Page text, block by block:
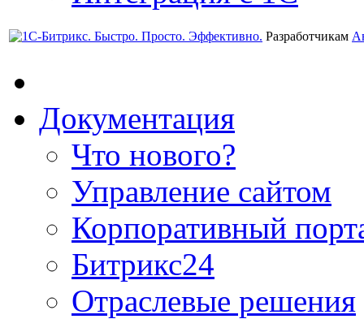
Разработчикам
Документация
Что нового?
Управление сайтом
Корпоративный
Битрикс24
Отраслевые решения